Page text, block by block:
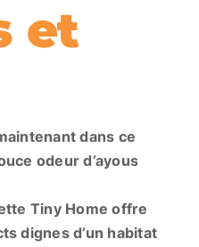
et
dans ce
odeur d’ayous
Tiny Home offre
dignes d’un habitat